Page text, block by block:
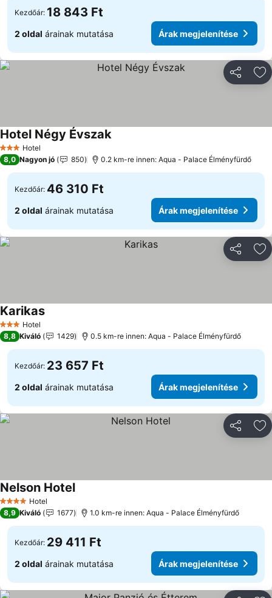
Kezdőár: 18 843 Ft
2 oldal árainak mutatása Árak megjelenítése
3 Kategória
Hotel
Hotel Négy ÉvszakÁrak megjelenítése
8,0 Nagyon jó 850 0.2 km-re innen: Aqua - Palace Élményfürdő
Kezdőár: 46 310 Ft
2 oldal árainak mutatása Árak megjelenítése
3 Kategória
Hotel
KarikasÁrak megjelenítése
8,8 Kiváló 1429 0.5 km-re innen: Aqua - Palace Élményfürdő
Kezdőár: 23 657 Ft
2 oldal árainak mutatása Árak megjelenítése
4 KategóriaHotel
Nelson HotelÁrak megjelenítése
8,9 Kiváló 1677 1.0 km-re innen: Aqua - Palace Élményfürdő
Kezdőár: 29 411 Ft
2 oldal árainak mutatása Árak megjelenítése